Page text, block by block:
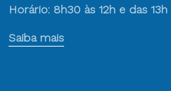
Horário: 8h30 às 12h e das 13h
Saiba mais